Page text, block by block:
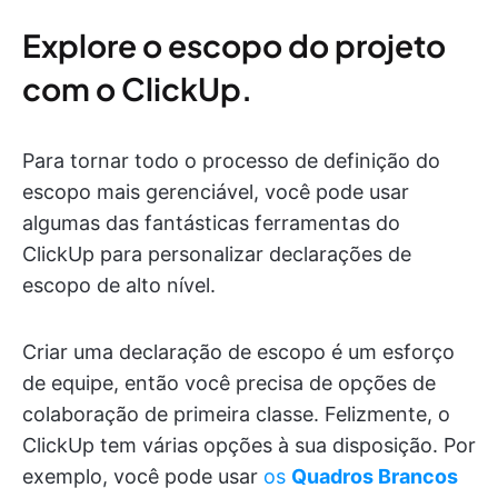
Explore o escopo do projeto
com o ClickUp.
Para tornar todo o processo de definição do
escopo mais gerenciável, você pode usar
algumas das fantásticas ferramentas do
ClickUp para personalizar declarações de
escopo de alto nível.
Criar uma declaração de escopo é um esforço
de equipe, então você precisa de opções de
colaboração de primeira classe. Felizmente, o
ClickUp tem várias opções à sua disposição. Por
exemplo, você pode usar os Quadros Brancos